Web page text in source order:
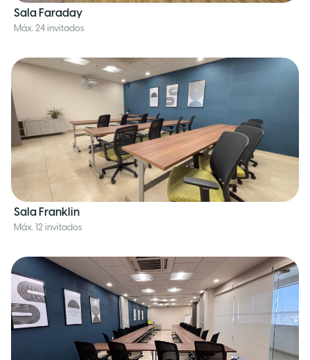
Sala Faraday
Máx. 24 invitados
Sala Franklin
Máx. 12 invitados